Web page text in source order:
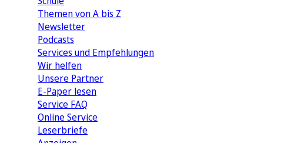
Themen von A bis Z
Newsletter
Podcasts
Services und Empfehlungen
Wir helfen
Unsere Partner
E-Paper lesen
Service FAQ
Online Service
Leserbriefe